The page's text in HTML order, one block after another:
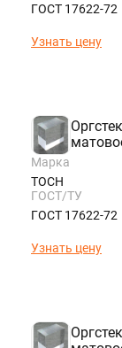
ГОСТ 17622-72
Узнать цену
Марка
ТОСН
ГОСТ/ТУ
ГОСТ 17622-72
Узнать цену